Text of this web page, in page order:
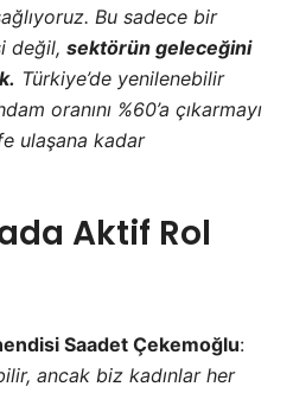
Bu sadece bir
değil, sektörün geleceğini
Türkiye’de yenilenebilir
oranını %60’a çıkarmayı
ulaşana kadar
Aktif Rol
Saadet Çekemoğlu:
ancak biz kadınlar her